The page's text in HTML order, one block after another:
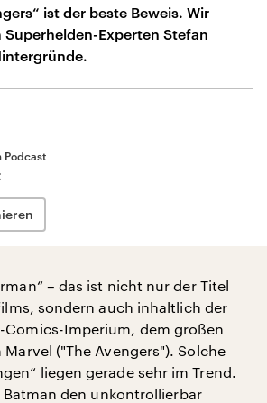
ist der beste Beweis. Wir
Experten Stefan
Podcast
– das ist nicht nur der Titel
sondern auch inhaltlich der
Comics-Imperium, dem großen
("The Avengers"). Solche
liegen gerade sehr im Trend.
Batman den unkontrollierbar